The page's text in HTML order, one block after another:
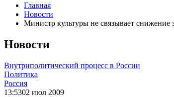
Главная
Новости
Министр культуры не связывает снижение
Новости
Внутриполитический процесс в России
Политика
Россия
13:5302 июл 2009